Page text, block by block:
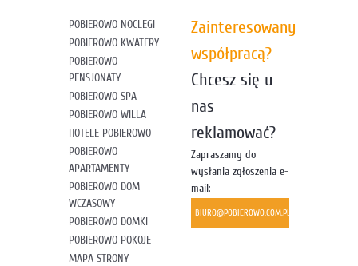
POBIEROWO NOCLEGI
POBIEROWO KWATERY
POBIEROWO
PENSJONATY
POBIEROWO SPA
POBIEROWO WILLA
HOTELE POBIEROWO
POBIEROWO
APARTAMENTY
POBIEROWO DOM
WCZASOWY
POBIEROWO DOMKI
POBIEROWO POKOJE
MAPA STRONY
Zainteresowany
współpracą?
Chcesz się u
nas
reklamować?
Zapraszamy do
wysłania zgłoszenia e-
mail:
BIURO@POBIEROWO.COM.PL